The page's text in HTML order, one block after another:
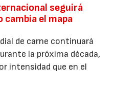
seguirá
cambia el mapa
de carne continuará
la próxima década,
intensidad que en el